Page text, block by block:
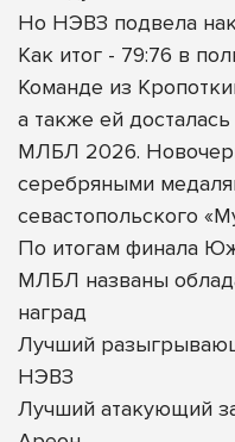
Но НЭВЗ подвела
Как итог - 79:76 в
Команде из
а также ей
МЛБЛ 2026.
серебряными
севастопольского
По итогам финала
МЛБЛ названы
наград
Лучший
НЭВЗ
Лучший атакующий